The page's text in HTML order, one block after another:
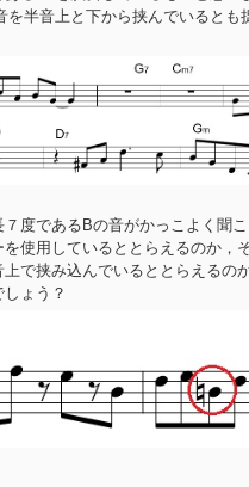
を半音上と下から挟んでいるとも
７度であるBの音がかっこよく聞
を使用しているととらえるのか，
上で挟み込んでいるととらえるの
ょう？